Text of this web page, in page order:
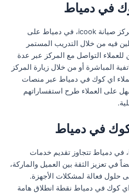
في دمياط
بالإضافة إلى ذلك، يحرص مركز صيانة icook، في دمياط على
فيه من خلال التدريب المستمر
للعملاء التواصل مع المركز عبر عدة
المباشرة أو من خلال زيارة المركز
اي كوك في دمياط عبر منصات
على العملاء طرح استفساراتهم
في دمياط
إن أهمية مركز صيانة icook، في دمياط تتجاوز تقديم خدمات
في تعزيز الثقة بين العميل والماركة،
حلول فعالة لمشكلات الأجهزة.
اي كوك في دمياط نقطة انطلاق هامة